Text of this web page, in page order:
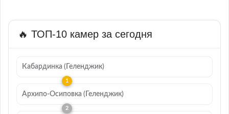
🔥 ТОП-10 камер за сегодня
Кабардинка (Геленджик)
Архипо-Осиповка (Геленджик)